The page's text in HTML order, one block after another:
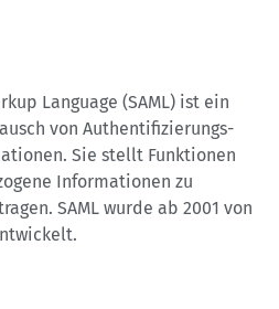
Language (SAML) ist ein
von Authentifizierungs-
Sie stellt Funktionen
Informationen zu
SAML wurde ab 2001 von